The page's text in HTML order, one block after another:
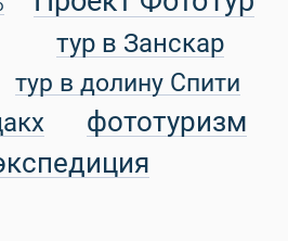
тур в Занскар
тур в долину Спити
фототуризм